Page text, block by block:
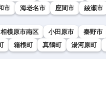
市 海老名市 座間市 綾瀬市
相模原市南区 小田原市 秦野市
箱根町 真鶴町 湯河原町